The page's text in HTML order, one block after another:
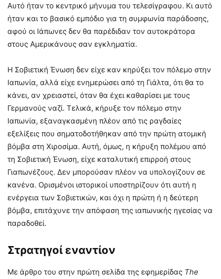
Αυτό ήταν το κεντρικό μήνυμα του τελεσίγραφου. Κι αυτό
ήταν και το βασικό εμπόδιο για τη συμφωνία παράδοσης,
αφού οι Ιάπωνες δεν θα παρέδιδαν τον αυτοκράτορα
στους Αμερικάνους σαν εγκληματία.
Η Σοβιετική Ένωση δεν είχε καν κηρύξει τον πόλεμο στην
Ιαπωνία, αλλά είχε ενημερώσει από τη Γιάλτα, ότι θα το
κάνει, αν χρειαστεί, όταν θα έχει καθαρίσει με τους
Γερμανούς ναζί. Τελικά, κήρυξε τον πόλεμο στην
Ιαπωνία, εξαναγκασμένη πλέον από τις ραγδαίες
εξελίξεις που σηματοδοτήθηκαν από την πρώτη ατομική
βόμβα στη Χιροσίμα. Αυτή, όμως, η κήρυξη πολέμου από
τη Σοβιετική Ένωση, είχε καταλυτική επιρροή στους
Γιαπωνέζους. Δεν μπορούσαν πλέον να υπολογίζουν σε
κανένα. Ορισμένοι ιστορικοί υποστηρίζουν ότι αυτή η
ενέργεια των Σοβιετικών, και όχι η πρώτη ή η δεύτερη
βόμβα, επιτάχυνε την απόφαση της ιαπωνικής ηγεσίας να
παραδοθεί.
Στρατηγοί εναντίον
Με άρθρο του στην πρώτη σελίδα της εφημερίδας The